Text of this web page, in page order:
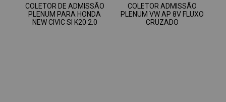
COLETOR DE ADMISSÃO
PLENUM PARA HONDA
NEW CIVIC SI K20 2.0
COLETOR ADMISSÃO
PLENUM VW AP 8V FLUXO
CRUZADO